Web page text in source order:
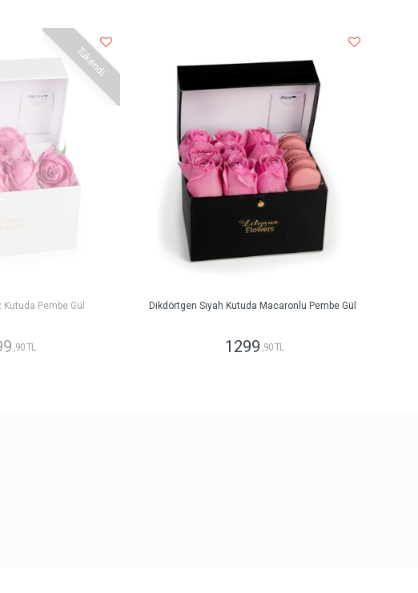
Tükendi
Pembe Gül
,90 TL
Dikdörtgen Siyah Kutuda Macaronlu Pembe Gül
1299 ,90 TL